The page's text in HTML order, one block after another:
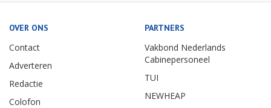
OVER ONS
Contact
Adverteren
Redactie
Colofon
PARTNERS
Vakbond Nederlands
Cabinepersoneel
TUI
NEWHEAP